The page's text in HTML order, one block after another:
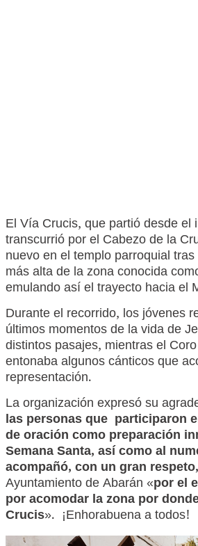
El Vía Crucis, que partió desde el
transcurrió por el Cabezo de la
nuevo en el templo parroquial
más alta de la zona conocida
emulando así el trayecto hacia el
Durante el recorrido, los jóvenes
últimos momentos de la vida de
distintos pasajes, mientras el
entonaba algunos cánticos que
representación.
La organización expresó su
las personas que participaron
de oración como preparación
Semana Santa, así como al
acompañó, con un gran
Ayuntamiento de Abarán «porel
por acomodar la zona por
Crucis». ¡Enhorabuena a todos!